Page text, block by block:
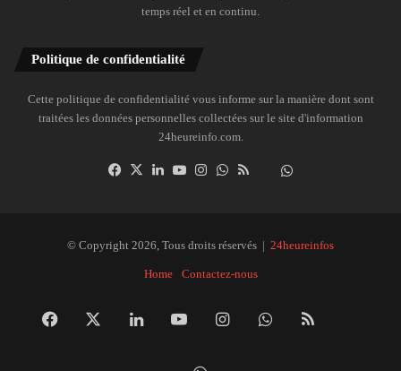
temps réel et en continu.
Politique de confidentialité
Cette politique de confidentialité vous informe sur la manière dont sont
traitées les données personnelles collectées sur le site d'information
24heureinfo.com.
Facebook
X LinkedinYouTubeInstagramWhatsAppDailymotion
© Copyright 2026, Tous droits réservés | 24heureinfos
Home Contactez-nous
Facebook LinkedinYouTubeInstagramWhatsApp
RSS